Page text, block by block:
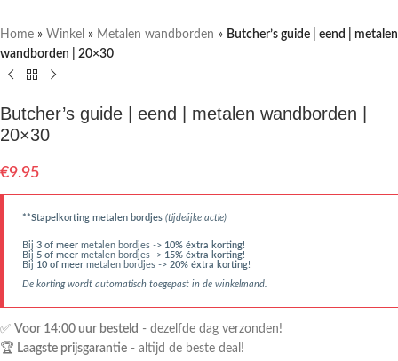
Home » Winkel » Metalen wandborden » Butcher’s guide | eend | metalen
wandborden | 20×30
Butcher’s guide | eend | metalen wandborden |
20×30
€9.95
**Stapelkorting metalen bordjes (tijdelijke actie)
Bij 3 of meer metalen bordjes -> 10% éxtra korting!
Bij 5 of meer metalen bordjes -> 15% éxtra korting!
Bij 10 of meer metalen bordjes -> 20% éxtra korting!
De korting wordt automatisch toegepast in de winkelmand.
✅ Voor 14:00 uur besteld - dezelfde dag verzonden!
🏆 Laagste prijsgarantie - altijd de beste deal!